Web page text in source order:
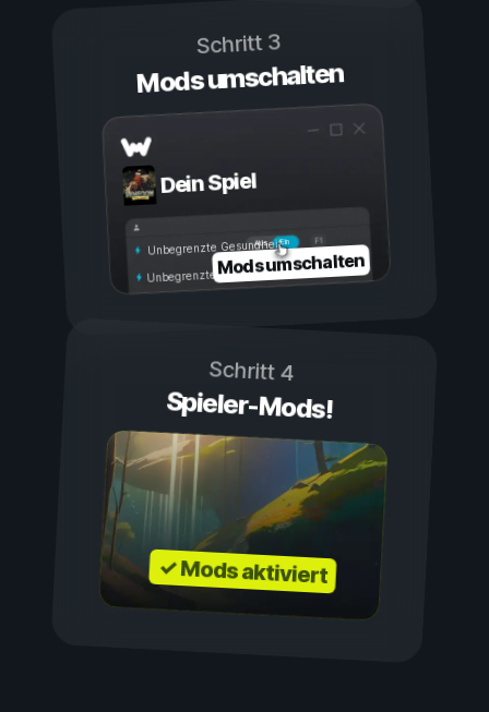
Schritt 3
Mods umschalten
Dein Spiel
Ein
Aus
Unbegrenzte Gesundheit
Unbegrenzte AusdauerMods umschalten
Schritt 4
Spieler-Mods!
✓ Mods aktiviert